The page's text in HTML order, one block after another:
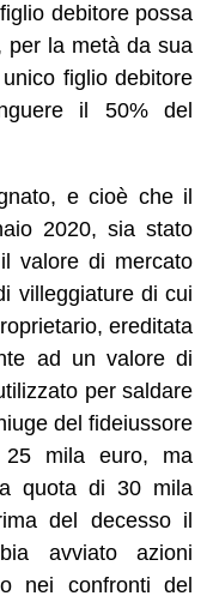
debitore possa
per la metà da sua
figlio debitore
il 50% del
e cioè che il
2020, sia stato
valore di mercato
villeggiature di cui
ereditata
ad un valore di
per saldare
del fideiussore
mila euro, ma
quota di 30 mila
del decesso il
avviato azioni
nei confronti del